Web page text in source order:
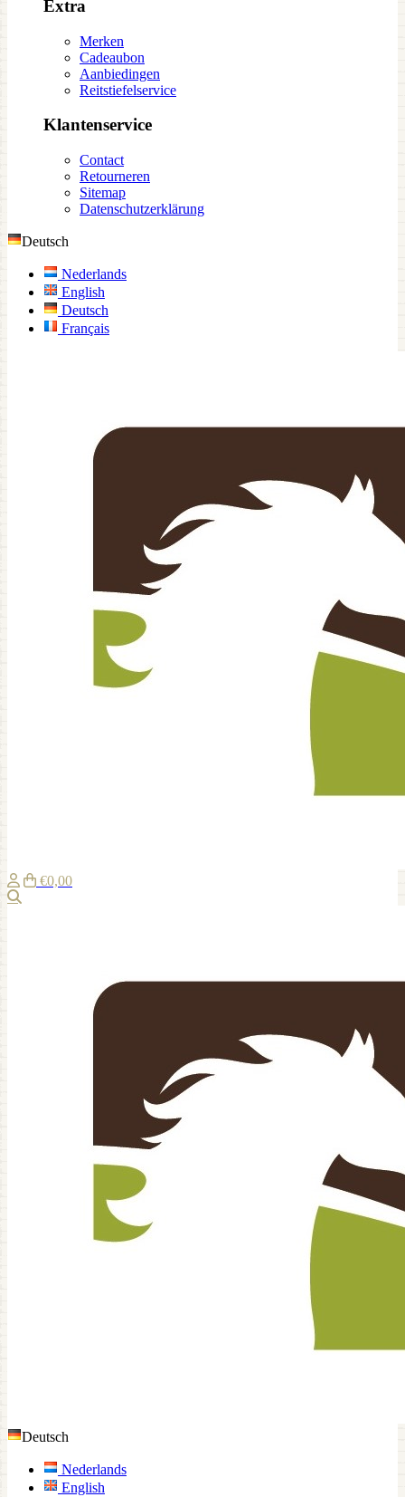
Extra
Merken
Cadeaubon
Aanbiedingen
Reitstiefelservice
Klantenservice
Contact
Retourneren
Sitemap
Datenschutzerklärung
Deutsch
Nederlands
English
Deutsch
Français
€0,00
Deutsch
Nederlands
English